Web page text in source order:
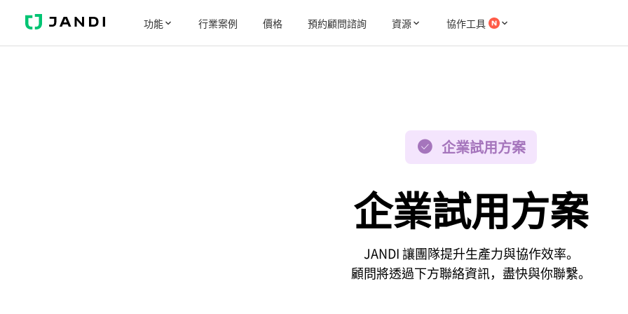
J
N
功能 行業案例 價格 預約顧問諮詢 資源 協作工具
企業試用方案
企業試用方案
JANDI 讓團隊提升生產力與協作效率。
顧問將透過下方聯絡資訊，盡快與你聯繫。